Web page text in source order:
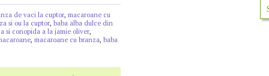
de vaci la cuptor, macaroane cu
si ou la cuptor, baba alba dulce din
si conopida a la jamie oliver,
, macaroane cu branza, baba